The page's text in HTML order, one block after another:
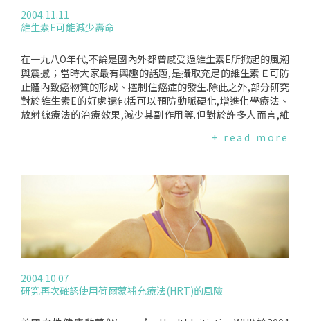
I調查資料之解讀是有嚴重瑕疵的.
2004.11.11
維生素E可能減少壽命
在一九八O年代,不論是國內外都曾感受過維生素E所掀起的風潮
與震撼；當時大家最有興趣的話題,是攝取充足的維生素Ｅ可防
止體內致癌物質的形成、控制住癌症的發生.除此之外,部分研究
對於維生素E的好處還包括可以預防動脈硬化,增進化學療法、
放射線療法的治療效果,減少其副作用等.但對於許多人而言,維
能及性能力可能才是使用的主要因素.然而美國約翰霍普金斯大
會令情況更差,甚至可能導致壽命減少.約翰霍普金斯大學分析19
93-2004年間的19項相關研究,發現服用大量維生素E補充劑的
人,各項死亡機率(如:癌症、心臟病等)高於服用量較少的人.這項
研究於2004年11月11日發表在內用藥物年鑑(_AnnalsofInter
nalMedicine)__；_美國心臟協會也在同時間表示,過量吸取維
生素E會影響其他藥物的效用.研究帶領人EdgarMiller及其團隊
中國等地的患者.發現每日服用維生素E劑量超過400IU(國際單
位)者的死亡率比服用少量或沒有服用者要高.在台灣,衛生署公
+ read more
2004.10.07
研究再次確認使用荷爾蒙補充療法(HRT)的風險